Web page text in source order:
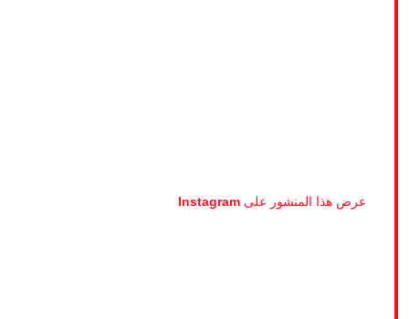
عرض هذا المنشور على Instagram